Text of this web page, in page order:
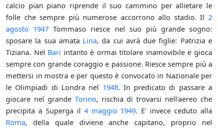
calcio pian piano riprende il suo cammino per allietare le
folle che sempre più numerose accorrono allo stadio. Il 2
agosto 1947 Tommaso riesce nel suo più grande sogno:
sposare la sua amata Lina, da cui avrà due figlie: Patrizia e
Tiziana. Nel Bari intanto è ormai titolare inamovibile e gioca
sempre con grande coraggio e passione. Riesce sempre più a
mettersi in mostra e per questo è convocato in Nazionale per
le Olimpiadi di Londra nel 1948. In predicato di passare a
giocare nel grande Torino, rischia di trovarsi nell'aereo che
precipita a Superga il 4 maggio 1949. E' invece ceduto alla
Roma, della quale diviene anche capitano, proprio nel